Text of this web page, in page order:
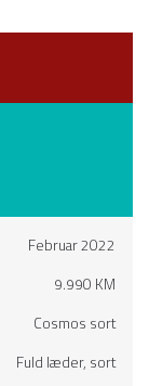
Februar 2022
9.990 KM
Cosmos sort
Fuld læder, sort